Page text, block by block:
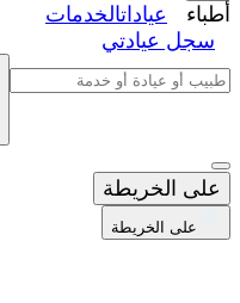
أطباء عياداتالخدمات
سجل عيادتي
على الخريطة
على الخريطة